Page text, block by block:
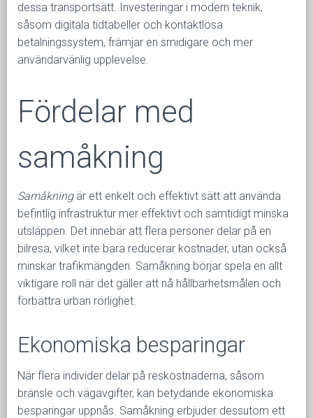
dessa transportsätt. Investeringar i modern teknik,
såsom digitala tidtabeller och kontaktlösa
betalningssystem, främjar en smidigare och mer
användarvänlig upplevelse.
Fördelar med
samåkning
Samåkningär ett enkelt och effektivt sätt att använda
befintlig infrastruktur mer effektivt och samtidigt minska
utsläppen. Det innebär att flera personer delar på en
bilresa, vilket inte bara reducerar kostnader, utan också
minskar trafikmängden. Samåkning börjar spela en allt
viktigare roll när det gäller att nå hållbarhetsmålen och
förbättra urban rörlighet.
Ekonomiska besparingar
När flera individer delar på reskostnaderna, såsom
bränsle och vägavgifter, kan betydande ekonomiska
besparingar uppnås. Samåkning erbjuder dessutom ett